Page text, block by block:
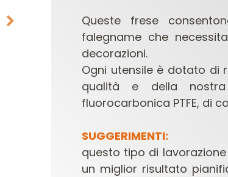
SET DI FRESE PER
ELETTROFRESATRICI
Queste frese
falegname che
decorazioni.
Ogni utensile è dotato di
qualità e della
fluorocarbonica PTFE, di
SUGGERIMENTI:
questo tipo di
un miglior risultato